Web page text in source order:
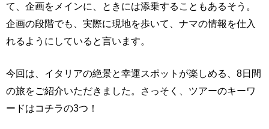
て、企画をメインに、ときには添乗することもあるそう。
企画の段階でも、実際に現地を歩いて、ナマの情報を仕入
れるようにしていると言います。
今回は、イタリアの絶景と幸運スポットが楽しめる、8日間
の旅をご紹介いただきました。さっそく、ツアーのキーワ
ードはコチラの3つ！